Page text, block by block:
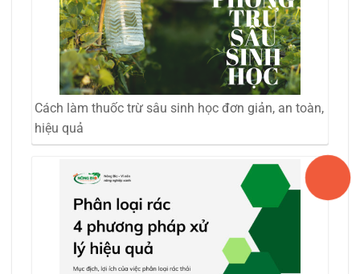
Cách làm thuốc trừ sâu sinh học đơn giản, an toàn,
hiệu quả